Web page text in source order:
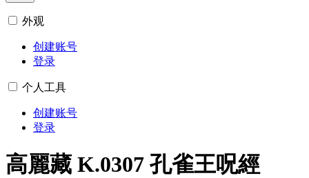
外观
创建账号
登录
个人工具
创建账号
登录
高麗藏 K.0307 孔雀王呪經